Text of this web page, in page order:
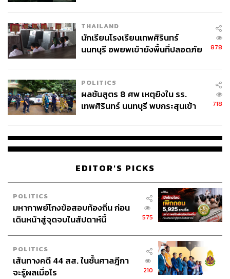
THAILAND
นักเรียนโรงเรียนเทพศิรินทร์
นนทบุรี อพยพเข้ายังพื้นที่ปลอดภัย
878
POLITICS
ผลชันสูตร 8 ศพ เหตุยิงใน รร.
เทพศิรินทร์ นนทบุรี พบกระสุนเข้า
718
EDITOR'S PICKS
POLITICS
มหากาพย์โกงข้อสอบท้องถิ่น ก่อน
เดินหน้าสู่จุดจบในสัปดาห์นี้
575
POLITICS
เส้นทางคดี 44 สส. ในชั้นศาลฎีกา
จะรู้ผลเมื่อไร
210